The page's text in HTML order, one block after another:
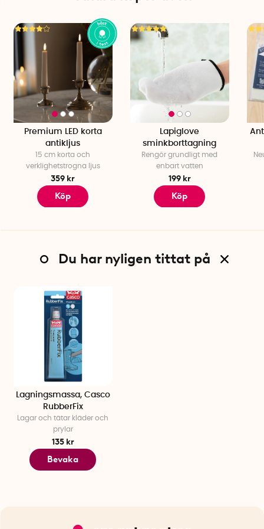
Användning ej lämplig på PP och PE-plast
Premium LED korta
antikljus
15 cm korta och
verklighetstrogna ljus
359 kr
Köp
Lapiglove
sminkborttagning
Rengör grundligt med
enbart vatten
199 kr
Köp
Du har nyligen tittat på
Lagningsmassa, Casco
RubberFix
Lagar och tätar kläder och
prylar
135 kr
Bevaka